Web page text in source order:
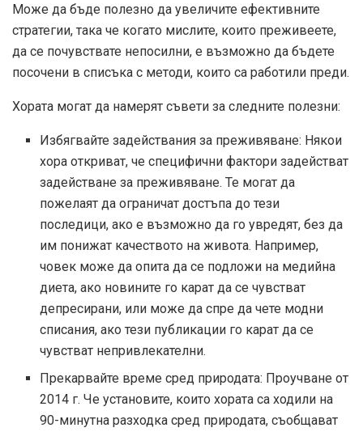
Може да бъде полезно да увеличите ефективните
стратегии, така че когато мислите, които преживеете,
да се почувствате непосилни, е възможно да бъдете
посочени в списъка с методи, които са работили преди.
Хората могат да намерят съвети за следните полезни:
Избягвайте задействания за преживяване: Някои
хора откриват, че специфични фактори задействат
задействане за преживяване. Те могат да
пожелаят да ограничат достъпа до тези
последици, ако е възможно да го увредят, без да
им понижат качеството на живота. Например,
човек може да опита да се подложи на медийна
диета, ако новините го карат да се чувстват
депресирани, или може да спре да чете модни
списания, ако тези публикации го карат да се
чувстват непривлекателни.
Прекарвайте време сред природата: Проучване от
2014 г. Че установите, които хората са ходили на
90-минутна разходка сред природата, съобщават